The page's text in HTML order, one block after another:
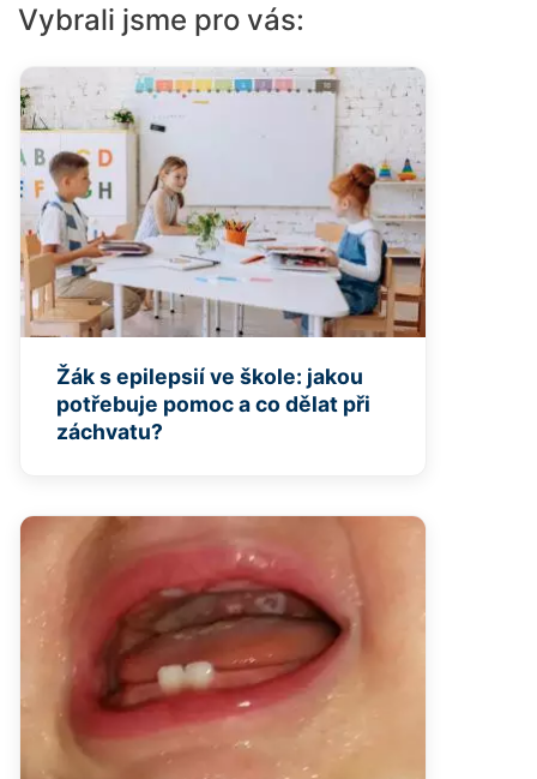
Vybrali jsme pro vás:
Žák s epilepsií ve škole: jakou
potřebuje pomoc a co dělat při
záchvatu?